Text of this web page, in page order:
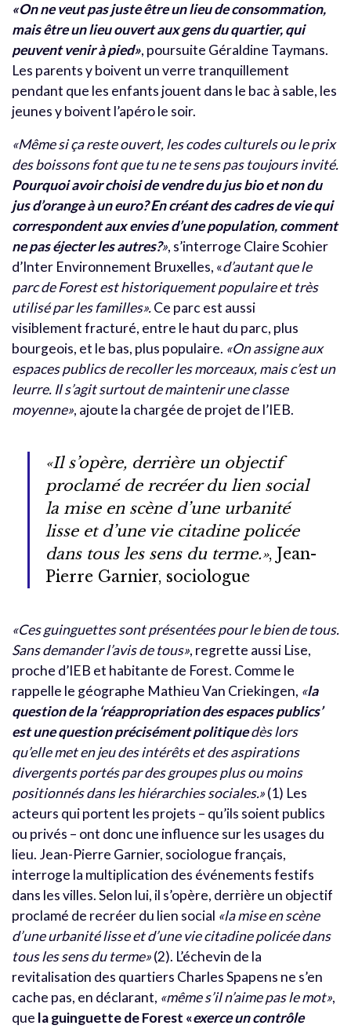
«On ne veut pas juste être un lieu de consommation,
mais être un lieu ouvert aux gens du quartier, qui
peuvent venir à pied», poursuite Géraldine Taymans.
Les parents y boivent un verre tranquillement
pendant que les enfants jouent dans le bac à sable, les
jeunes y boivent l’apéro le soir.
«Même si ça reste ouvert, les codes culturels ou le prix
des boissons font que tu ne te sens pas toujours invité.
Pourquoi avoir choisi de vendre du jus bio et non du
jus d’orange à un euro? En créant des cadres de vie qui
correspondent aux envies d’une population, comment
ne pas éjecter les autres?», s’interroge Claire Scohier
d’Inter Environnement Bruxelles, «d’autant que le
parc de Forest est historiquement populaire et très
utilisé par les familles».Ce parc est aussi
visiblement fracturé, entre le haut du parc, plus
bourgeois, et le bas, plus populaire. «On assigne aux
espaces publics de recoller les morceaux, mais c’est un
leurre. Il s’agit surtout de maintenir une classe
moyenne», ajoute la chargée de projet de l’IEB.
«Il s’opère, derrière un objectif
proclamé de recréer du lien social
la mise en scène d’une urbanité
lisse et d’une vie citadine policée
dans tous les sens du terme.», Jean-
Pierre Garnier, sociologue
«Ces guinguettes sont présentées pour le bien de tous.
Sans demander l’avis de tous», regrette aussi Lise,
proche d’IEB et habitante de Forest. Comme le
rappelle le géographe Mathieu Van Criekingen, «la
question de la ‘réappropriation des espaces publics’
est une question précisément politiquedès lors
qu’elle met en jeu des intérêts et des aspirations
divergents portés par des groupes plus ou moins
positionnés dans les hiérarchies sociales.»(1) Les
acteurs qui portent les projets – qu’ils soient publics
ou privés – ont donc une influence sur les usages du
lieu. Jean-Pierre Garnier, sociologue français,
interroge la multiplication des événements festifs
dans les villes. Selon lui, il s’opère, derrière un objectif
proclamé de recréer du lien social «la mise en scène
d’une urbanité lisse et d’une vie citadine policée dans
tous les sens du terme»(2). L’échevin de la
revitalisation des quartiers Charles Spapens ne s’en
cache pas, en déclarant, «même s’il n’aime pas le mot»,
que la guinguette de Forest «exerce un contrôle